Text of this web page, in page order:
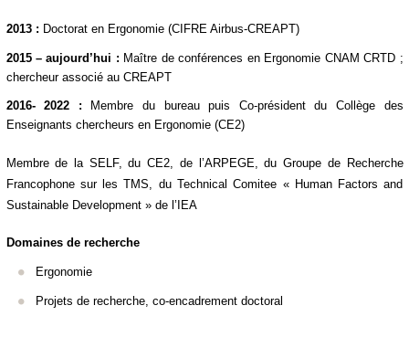
2013 : Doctorat en Ergonomie (CIFRE Airbus-CREAPT)
2015 – aujourd’hui : Maître de conférences en Ergonomie CNAM CRTD ;
chercheur associé au CREAPT
2016- 2022 : Membre du bureau puis Co-président du Collège des
Enseignants chercheurs en Ergonomie (CE2)
Membre de la SELF, du CE2, de l’ARPEGE, du Groupe de Recherche
Francophone sur les TMS, du Technical Comitee « Human Factors and
Sustainable Development » de l’IEA
Domaines de recherche
Ergonomie
Projets de recherche, co-encadrement doctoral